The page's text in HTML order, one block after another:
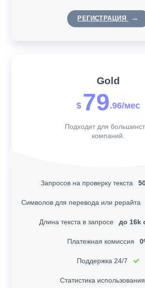
РЕГИСТРАЦИЯ
Gold
$ 79.96/мес
Подходит для
компаний.
Запросов на проверку текста
Символов для перевода или рерайта
Длина текста в запросе до 16k
Платежная комиссия
Поддержка 24/7
Статистика использования